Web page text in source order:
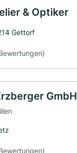
& Optiker
Gettorf
GmbH